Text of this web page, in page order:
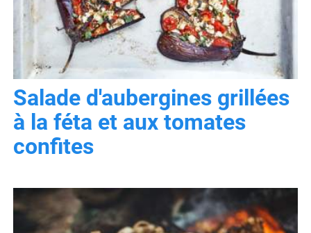
Salade d'aubergines grillées
à la féta et aux tomates
confites